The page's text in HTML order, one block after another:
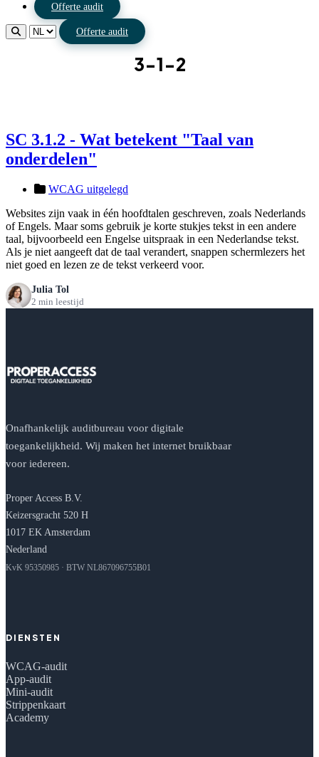
Offerte audit
Offerte audit
3-1-2
SC 3.1.2 - Wat betekent "Taal van
onderdelen"
WCAG uitgelegd
Websites zijn vaak in één hoofdtalen geschreven, zoals Nederlands
of Engels. Maar soms gebruik je korte stukjes tekst in een andere
taal, bijvoorbeeld een Engelse uitspraak in een Nederlandse tekst.
Als je niet aangeeft dat de taal verandert, snappen schermlezers het
niet goed en lezen ze de tekst verkeerd voor.
Julia Tol
2 min leestijd
Onafhankelijk auditbureau voor digitale
toegankelijkheid. Wij maken het internet bruikbaar
voor iedereen.
Proper Access B.V.
Keizersgracht 520 H
1017 EK Amsterdam
Nederland
KvK 95350985 · BTW NL867096755B01
DIENSTEN
WCAG-audit
App-audit
Mini-audit
Strippenkaart
Academy